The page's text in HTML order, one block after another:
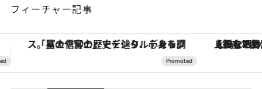
フィーチャー記事
【銀座で出合う最旬美容】美髪ケアや上質な眠り…セルフケアのアップデートから、特別な名入れギフトまで。大人のための「ReFa GINZA」クルーズ ヴァシュロン・コンスタンタ